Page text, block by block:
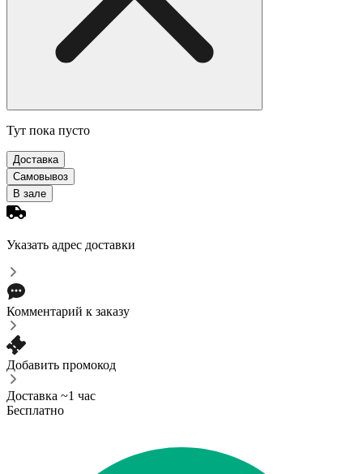
Тут пока пусто
Доставка
Самовывоз
В зале
Указать адрес доставки
Комментарий к заказу
Добавить промокод
Доставка ~1 час
Бесплатно